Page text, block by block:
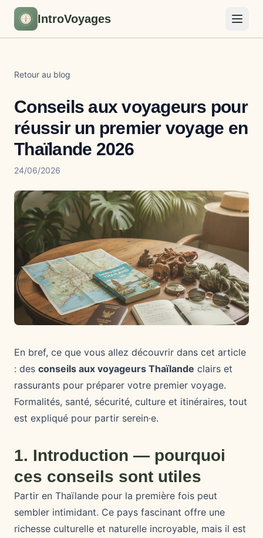
IntroVoyages
Retour au blog
Conseils aux voyageurs pour
réussir un premier voyage en
Thaïlande 2026
24/06/2026
En bref, ce que vous allez découvrir dans cet article
: des conseils aux voyageurs Thaïlande clairs et
rassurants pour préparer votre premier voyage.
Formalités, santé, sécurité, culture et itinéraires, tout
est expliqué pour partir serein·e.
1. Introduction — pourquoi
ces conseils sont utiles
Partir en Thaïlande pour la première fois peut
sembler intimidant. Ce pays fascinant offre une
richesse culturelle et naturelle incroyable, mais il est